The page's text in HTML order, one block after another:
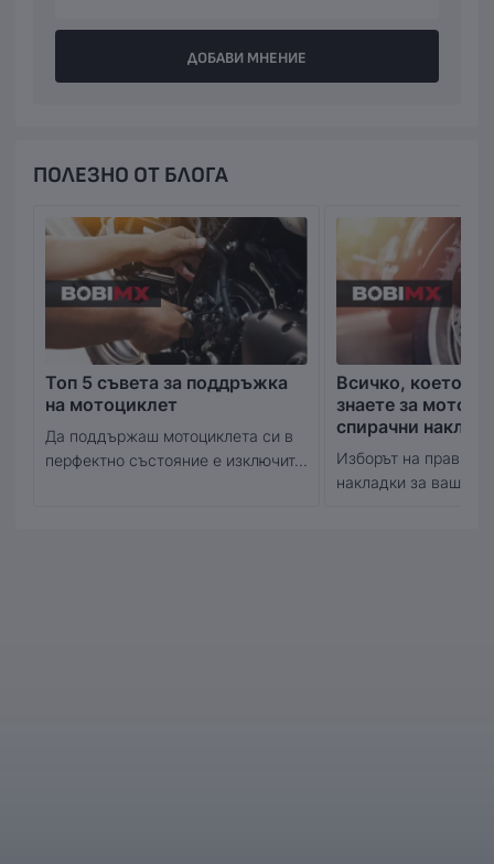
ДОБАВИ МНЕНИЕ
ПОЛЕЗНО ОТ БЛОГА
Топ 5 съвета за поддръжка
на мотоциклет
Да поддържаш мотоциклета си в
перфектно състояние е изключит...
Всичко, което
знаете за
спирачни
Изборът на
накладки за вашия